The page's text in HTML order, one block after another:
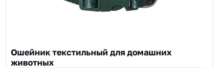
Ошейник текстильный для домашних
животных